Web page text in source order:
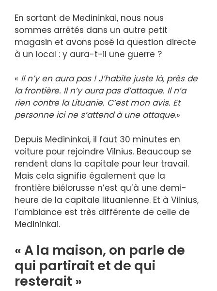
En sortant de Medininkai, nous nous
sommes arrêtés dans un autre petit
magasin et avons posé la question directe
à un local : y aura-t-il une guerre ?
« Il n’y en aura pas ! J’habite juste là, près de
la frontière. Il n’y aura pas d’attaque. Il n’a
rien contre la Lituanie. C’est mon avis. Et
personne ici ne s’attend à une attaque.»
Depuis Medininkai, il faut 30 minutes en
voiture pour rejoindre Vilnius. Beaucoup se
rendent dans la capitale pour leur travail.
Mais cela signifie également que la
frontière biélorusse n’est qu’à une demi-
heure de la capitale lituanienne. Et à Vilnius,
l’ambiance est très différente de celle de
Medininkai.
« A la maison, on parle de
qui partirait et de qui
resterait »